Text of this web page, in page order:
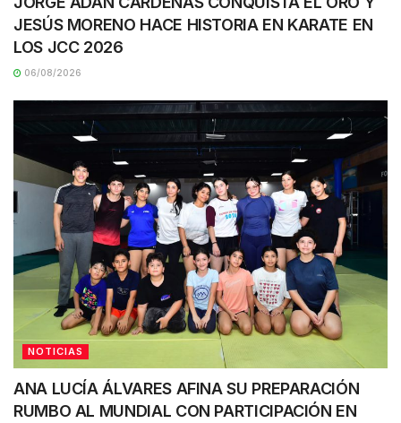
JESÚS MORENO HACE HISTORIA EN KARATE EN
LOS JCC 2026
06/08/2026
NOTICIAS
ANA LUCÍA ÁLVARES AFINA SU PREPARACIÓN
RUMBO AL MUNDIAL CON PARTICIPACIÓN EN